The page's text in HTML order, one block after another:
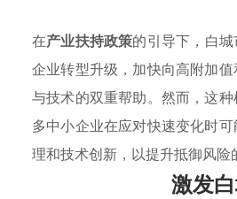
在产业扶持政策的引导下，白
企业转型升级，加快向高附加
与技术的双重帮助。然而，这
多中小企业在应对快速变化时
理和技术创新，以提升抵御风
激发